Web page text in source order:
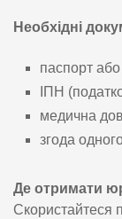
Необхідні
паспорт
ІПН
медична
згода
Де отримати
Скористайтеся